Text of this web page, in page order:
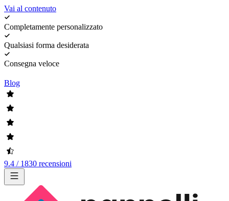
Vai al contenuto
Completamente personalizzato
Qualsiasi forma desiderata
Consegna veloce
Blog
9.4 / 1830 recensioni